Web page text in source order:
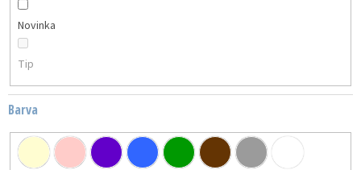
Novinka
Tip
Barva